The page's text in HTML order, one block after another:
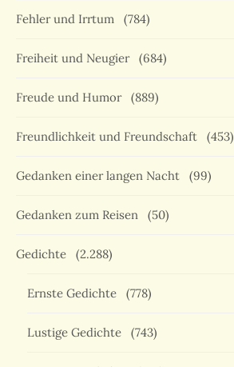
Fehler und Irrtum (784)
Freiheit und Neugier (684)
Freude und Humor (889)
Freundlichkeit und Freundschaft (453)
Gedanken einer langen Nacht (99)
Gedanken zum Reisen (50)
Gedichte (2.288)
Ernste Gedichte (778)
Lustige Gedichte (743)